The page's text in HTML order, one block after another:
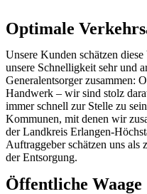
Optimale
Unsere Kunden schätzen
unsere Schnelligkeit sehr und
Generalentsorger zusammen:
Handwerk – wir sind stolz
immer schnell zur Stelle zu
Kommunen, mit denen wir
der Landkreis Erlangen-
Auftraggeber schätzen uns als
der Entsorgung.
Öffentliche Waage​